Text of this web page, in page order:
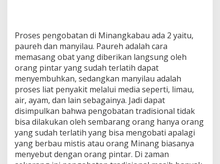
Proses pengobatan di Minangkabau ada 2 yaitu,
paureh dan manyilau. Paureh adalah cara
memasang obat yang diberikan langsung oleh
orang pintar yang sudah terlatih dapat
menyembuhkan, sedangkan manyilau adalah
proses liat penyakit melalui media seperti, limau,
air, ayam, dan lain sebagainya. Jadi dapat
disimpulkan bahwa pengobatan tradisional tidak
bisa dilakukan oleh sembarang orang hanya orang
yang sudah terlatih yang bisa mengobati apalagi
yang berbau mistis atau orang Minang biasanya
menyebut dengan orang pintar. Di zaman